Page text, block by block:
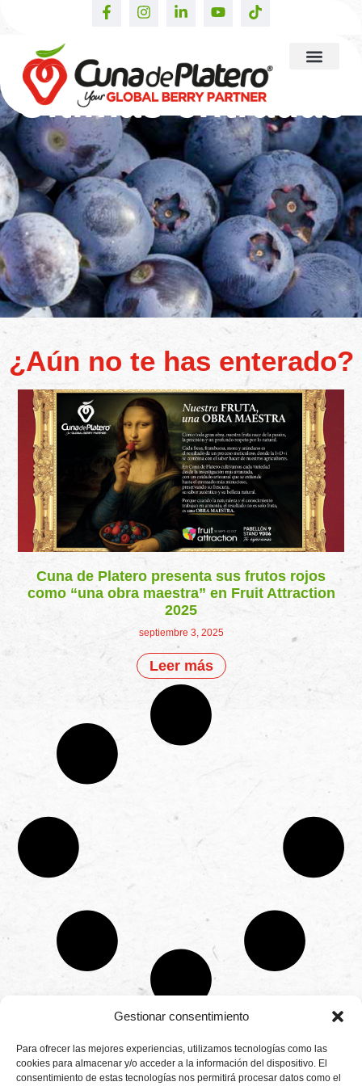
Gestionar consentimiento
Para ofrecer las mejores experiencias, utilizamos tecnologías como las
cookies para almacenar y/o acceder a la información del dispositivo. El
consentimiento de estas tecnologías nos permitirá procesar datos como el
Últimas entradas
¿Aún no te has enterado?
Cuna de Platero presenta sus frutos rojos
como “una obra maestra” en Fruit Attraction
2025
septiembre 3, 2025
Leer más
Productores
de
CONTÁCTANOS
Camino de
Montemayor s/n
Aviso legal